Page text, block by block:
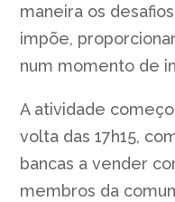
maneira os
impõe,
num momento de
A atividade
volta das 17h15,
bancas a vender
membros da